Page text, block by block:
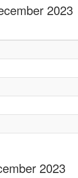
2023
2023